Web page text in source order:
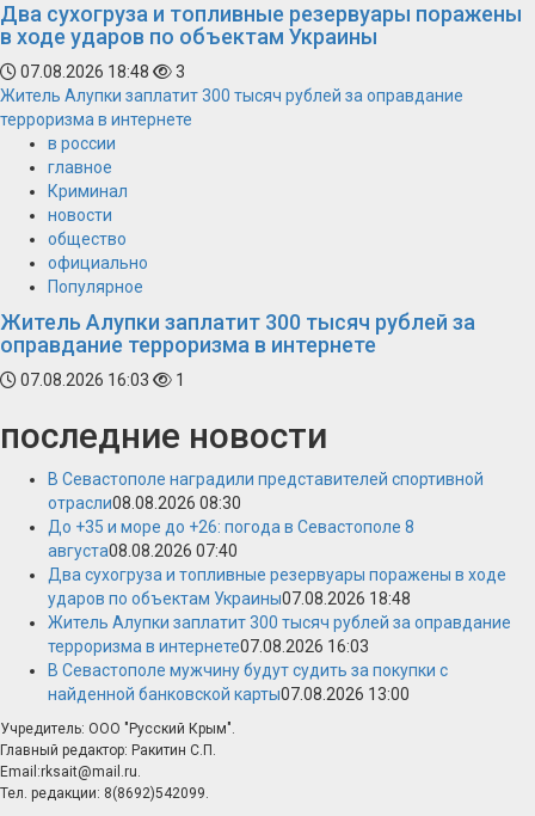
Два сухогруза и топливные резервуары поражены
в ходе ударов по объектам Украины
07.08.2026 18:48
3
Житель Алупки заплатит 300 тысяч рублей за оправдание
терроризма в интернете
в россии
главное
Криминал
новости
общество
официально
Популярное
Житель Алупки заплатит 300 тысяч рублей за
оправдание терроризма в интернете
07.08.2026 16:03 1
последние новости
В Севастополе наградили представителей спортивной
отрасли08.08.2026 08:30
До +35 и море до +26: погода в Севастополе 8
августа08.08.2026 07:40
Два сухогруза и топливные резервуары поражены в ходе
ударов по объектам Украины07.08.2026 18:48
Житель Алупки заплатит 300 тысяч рублей за оправдание
терроризма в интернете07.08.2026 16:03
В Севастополе мужчину будут судить за покупки с
найденной банковской карты07.08.2026 13:00
Учредитель: ООО "Русский Крым".
Главный редактор: Ракитин С.П.
Email:rksait@mail.ru.
Тел. редакции: 8(8692)542099.